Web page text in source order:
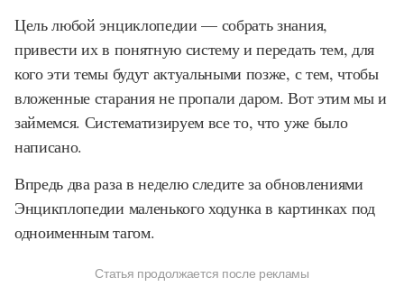
Цель любой энциклопедии — собрать знания,
привести их в понятную систему и передать тем, для
кого эти темы будут актуальными позже, с тем, чтобы
вложенные старания не пропали даром. Вот этим мы и
займемся. Систематизируем все то, что уже было
написано.
Впредь два раза в неделю следите за обновлениями
Энцикплопедии маленького ходунка в картинках под
одноименным тагом.
Статья продолжается после рекламы